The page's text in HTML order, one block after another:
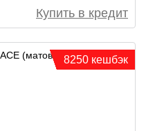
Купить в кредит
8250 кешбэк